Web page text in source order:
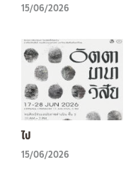
15/06/2026
ไป
15/06/2026